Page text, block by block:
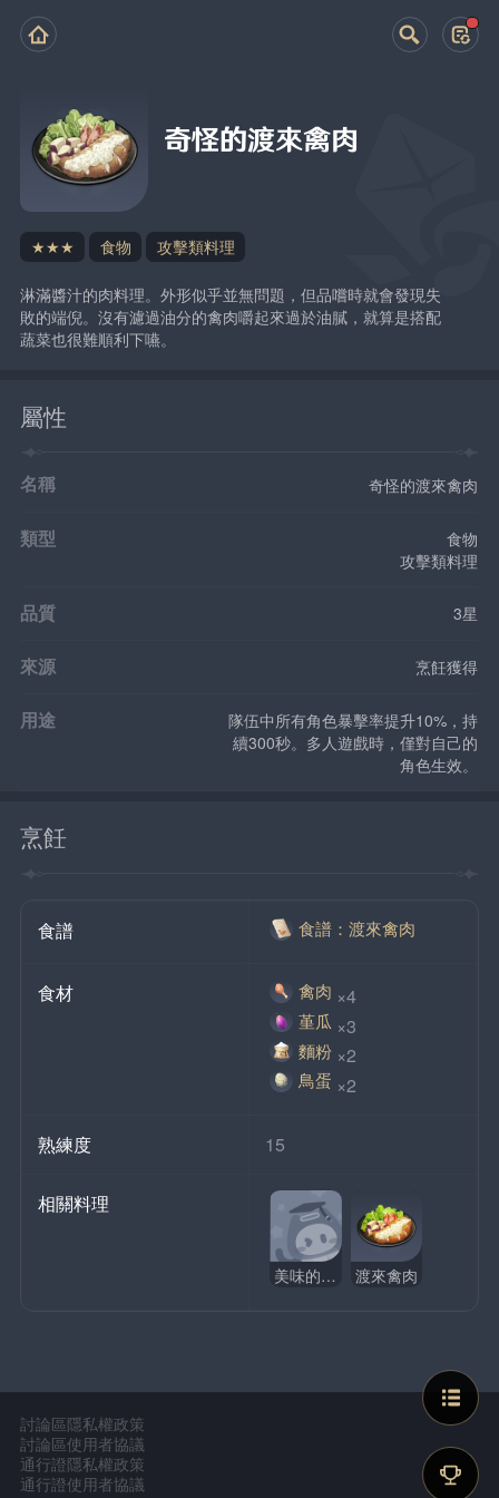
奇怪的渡來禽肉
★★★ 食物 攻擊類料理
淋滿醬汁的肉料理。外形似乎並無問題，但品嚐時就會發現失
敗的端倪。沒有濾過油分的禽肉嚼起來過於油膩，就算是搭配
蔬菜也很難順利下嚥。
屬性
名稱 奇怪的渡來禽肉
類型
食物
攻擊類料理
品質 3星
來源 烹飪獲得
用途
隊伍中所有角色暴擊率提升10%，持
續300秒。多人遊戲時，僅對自己的
角色生效。
烹飪
食譜 食譜：渡來禽肉
食材 禽肉 ×4
堇瓜 ×3
麵粉 ×2
鳥蛋 ×2
熟練度 15
相關料理
美味的渡來禽肉 渡來禽肉
討論區隱私權政策
討論區使用者協議
通行證隱私權政策
通行證使用者協議